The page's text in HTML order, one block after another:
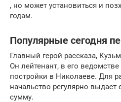
, но может установиться и
годам.
Популярные сегодня
Главный герой рассказа,
Он лейтенант, в его
постройки в Николаеве. Для
начальство регулярно
сумму.